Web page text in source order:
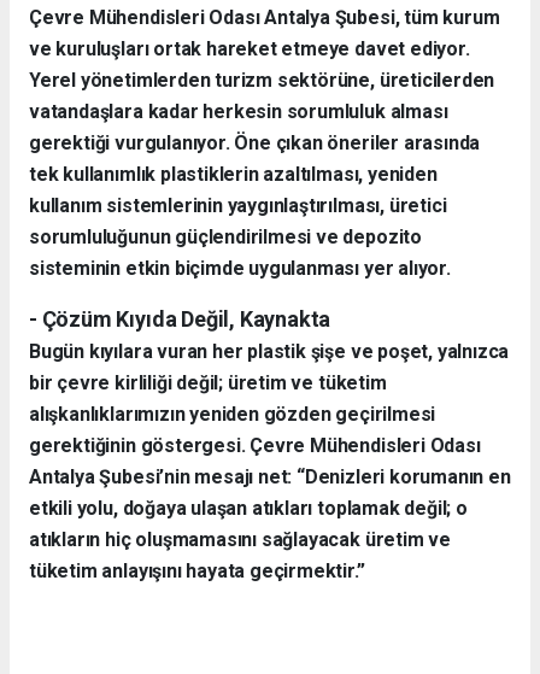
Çevre Mühendisleri Odası Antalya Şubesi, tüm kurum
ve kuruluşları ortak hareket etmeye davet ediyor.
Yerel yönetimlerden turizm sektörüne, üreticilerden
vatandaşlara kadar herkesin sorumluluk alması
gerektiği vurgulanıyor. Öne çıkan öneriler arasında
tek kullanımlık plastiklerin azaltılması, yeniden
kullanım sistemlerinin yaygınlaştırılması, üretici
sorumluluğunun güçlendirilmesi ve depozito
sisteminin etkin biçimde uygulanması yer alıyor.
- Çözüm Kıyıda Değil, Kaynakta
Bugün kıyılara vuran her plastik şişe ve poşet, yalnızca
bir çevre kirliliği değil; üretim ve tüketim
alışkanlıklarımızın yeniden gözden geçirilmesi
gerektiğinin göstergesi. Çevre Mühendisleri Odası
Antalya Şubesi’nin mesajı net: “Denizleri korumanın en
etkili yolu, doğaya ulaşan atıkları toplamak değil; o
atıkların hiç oluşmamasını sağlayacak üretim ve
tüketim anlayışını hayata geçirmektir.”